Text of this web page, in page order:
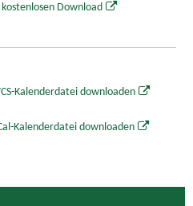
Download
Kalenderdatei downloaden
Kalenderdatei downloaden